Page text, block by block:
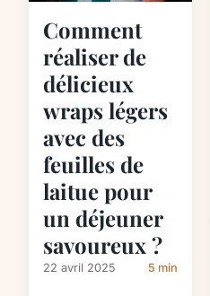
Comment
réaliser de
délicieux
wraps légers
avec des
feuilles de
laitue pour
un déjeuner
savoureux ?
22 avril 2025 5 min